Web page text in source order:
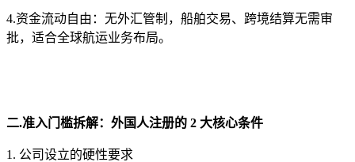
4.资金流动自由：无外汇管制，船舶交易、跨境结算无需审
批，适合全球航运业务布局。
二.准入门槛拆解：外国人注册的 2 大核心条件
1. 公司设立的硬性要求